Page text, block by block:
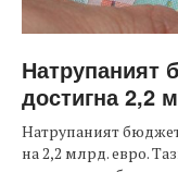
Натрупаният
достигна 2,2
Натрупаният
на 2,2 млрд. евро.